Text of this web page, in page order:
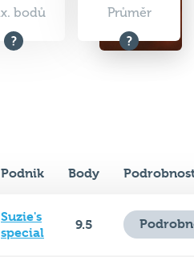
bodů Průměr
Podnik Body
Suzie's
special
9.5